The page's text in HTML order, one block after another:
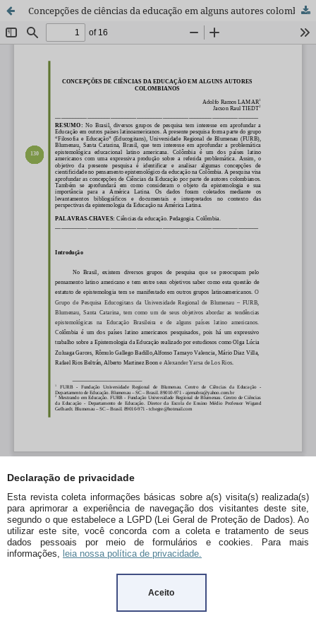
Declaração de privacidade
Esta revista coleta informações básicas sobre a(s) visita(s) realizada(s)
para aprimorar a experiência de navegação dos visitantes deste site,
segundo o que estabelece a LGPD (Lei Geral de Proteção de Dados). Ao
utilizar este site, você concorda com a coleta e tratamento de seus
dados pessoais por meio de formulários e cookies. Para mais
informações, leia nossa política de privacidade.
Aceito
Concepções de ciências da educação em alguns autores colombianos